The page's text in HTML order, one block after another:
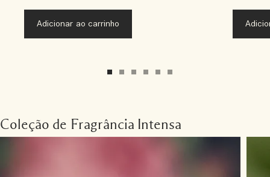
Adicionar ao carrinho
Coleção de Fragrância Intensa